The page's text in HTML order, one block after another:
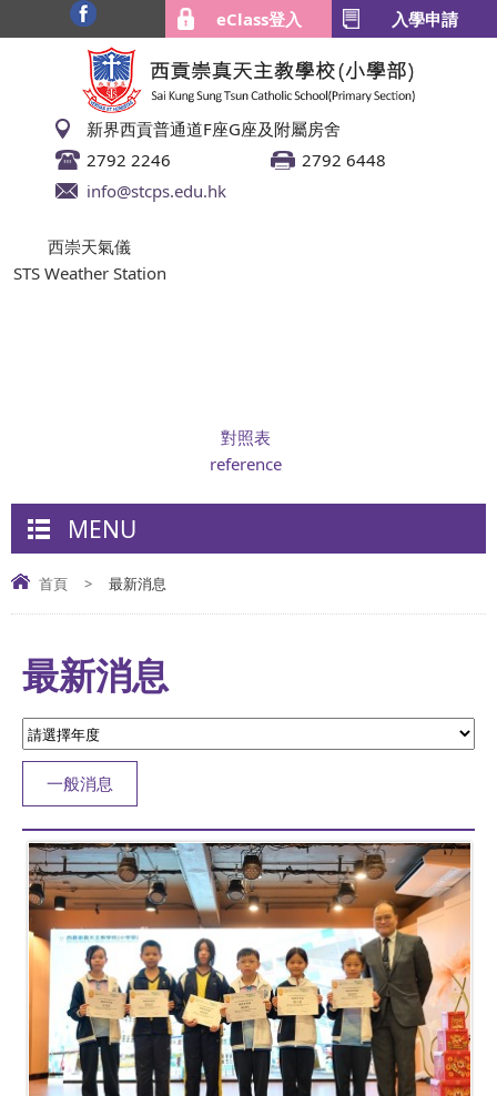
eClass登入 入學申請
新界西貢普通道F座G座及附屬房舍
2792 2246
2792 6448
info@stcps.edu.hk
西崇天氣儀
STS Weather Station
對照表
reference
MENU
首頁 > 最新消息
最新消息
一般消息